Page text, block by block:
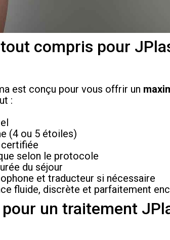
compris pour
est conçu pour vous offrir un
:
(4 ou 5 étoiles)
selon le protocole
du séjour
et traducteur si nécessaire
fluide, discrète et parfaitement
un traitement